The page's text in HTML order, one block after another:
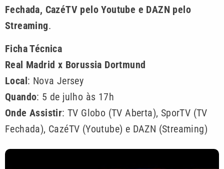
Fechada, CazéTV pelo Youtube e DAZN pelo
Streaming.
Ficha Técnica
Real Madrid x Borussia Dortmund
Local: Nova Jersey
Quando: 5 de julho às 17h
Onde Assistir: TV Globo (TV Aberta), SporTV (TV
Fechada), CazéTV (Youtube) e DAZN (Streaming)